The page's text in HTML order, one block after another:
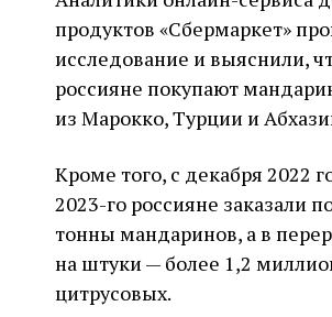
продуктов «Сбермаркет»
исследование и выяснили,
россияне покупают
из Марокко, Турции и
Кроме того, с декабря 2022
2023-го россияне заказали
тонны мандаринов, а в
на штуки — более 1,2
цитрусовых.